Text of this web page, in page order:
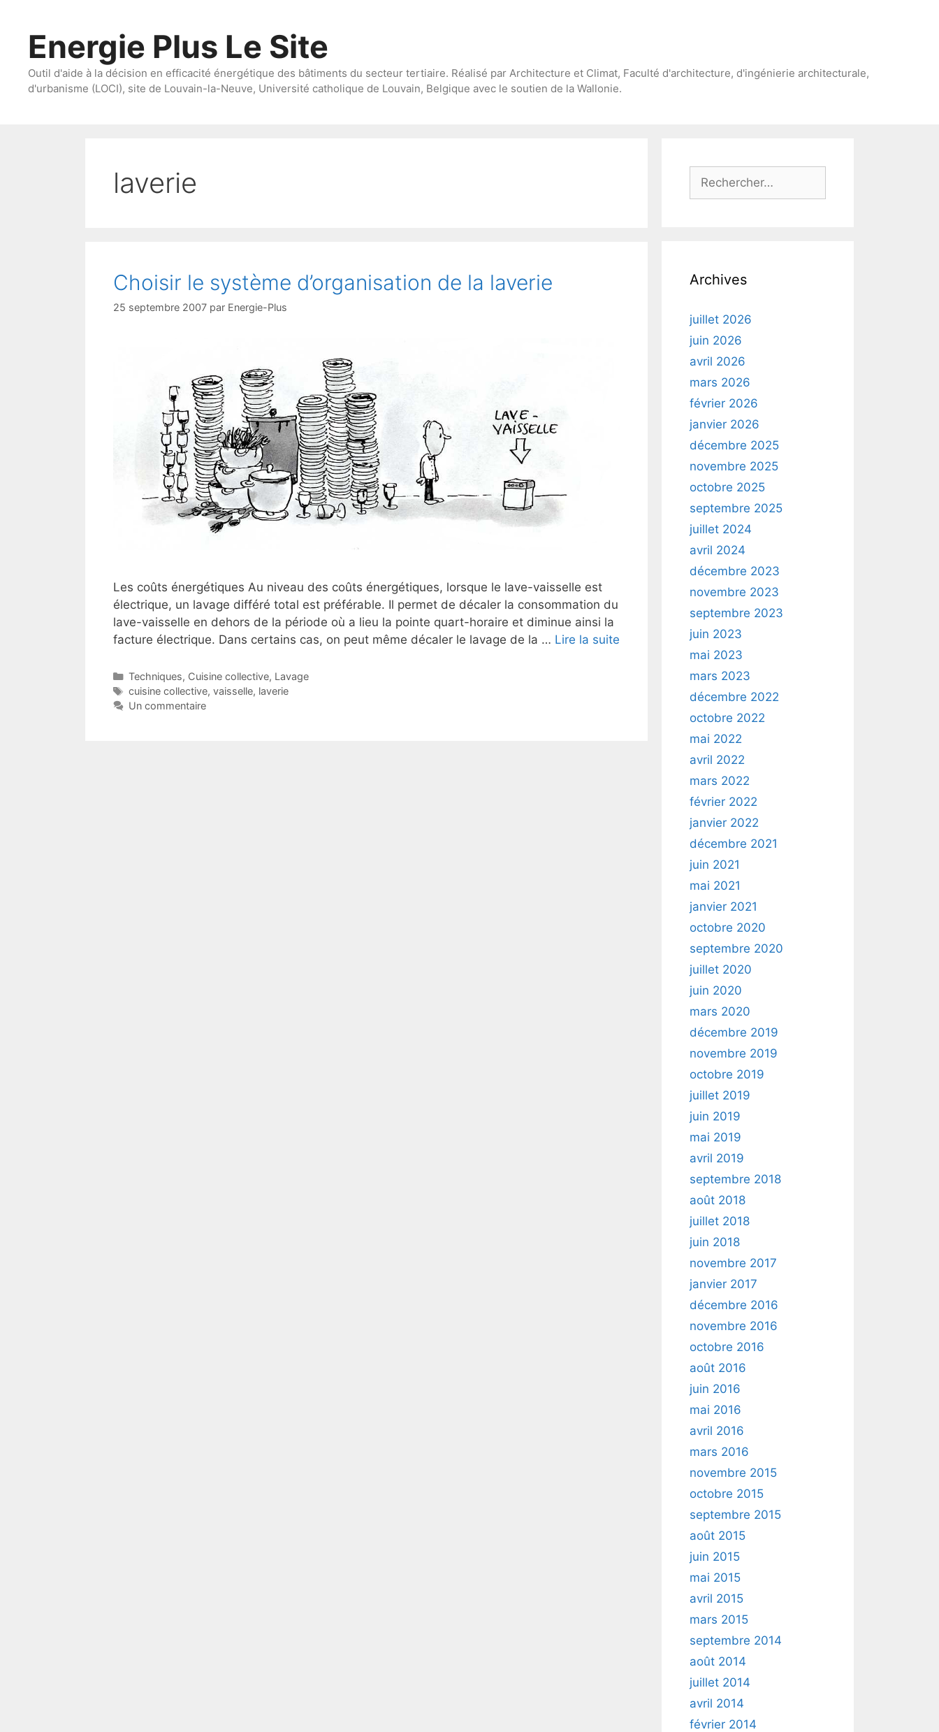
contenuEnergie Plus Le Site
Outil d'aide à la décision en efficacité énergétique des bâtiments du secteur tertiaire. Réalisé par Architecture et Climat, Faculté d'architecture, d'ingénierie architecturale,
d'urbanisme (LOCI), site de Louvain-la-Neuve, Université catholique de Louvain, Belgique avec le soutien de la Wallonie.
laverie
Choisir le système d’organisation de la laverie
25 septembre 2007 par Energie-Plus
Les coûts énergétiques Au niveau des coûts énergétiques, lorsque le lave-vaisselle est
électrique, un lavage différé total est préférable. Il permet de décaler la consommation du
lave-vaisselle en dehors de la période où a lieu la pointe quart-horaire et diminue ainsi la
facture électrique. Dans certains cas, on peut même décaler le lavage de la … Lire la suite
Catégories
Techniques, Cuisine collective, Lavage
Étiquettes
cuisine collective, vaisselle, laverie
Un commentaire
Rechercher :
Archives
juillet 2026
juin 2026
avril 2026
mars 2026
février 2026
janvier 2026
décembre 2025
novembre 2025
octobre 2025
septembre 2025
juillet 2024
avril 2024
décembre 2023
novembre 2023
septembre 2023
juin 2023
mai 2023
mars 2023
décembre 2022
octobre 2022
mai 2022
avril 2022
mars 2022
février 2022
janvier 2022
décembre 2021
juin 2021
mai 2021
janvier 2021
octobre 2020
septembre 2020
juillet 2020
juin 2020
mars 2020
décembre 2019
novembre 2019
octobre 2019
juillet 2019
juin 2019
mai 2019
avril 2019
septembre 2018
août 2018
juillet 2018
juin 2018
novembre 2017
janvier 2017
décembre 2016
novembre 2016
octobre 2016
août 2016
juin 2016
mai 2016
avril 2016
mars 2016
novembre 2015
octobre 2015
septembre 2015
août 2015
juin 2015
mai 2015
avril 2015
mars 2015
septembre 2014
août 2014
juillet 2014
avril 2014
février 2014